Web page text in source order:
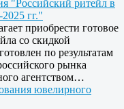
приобрести готовое
со скидкой
по результатам
рынка
агентством…
ювелирного